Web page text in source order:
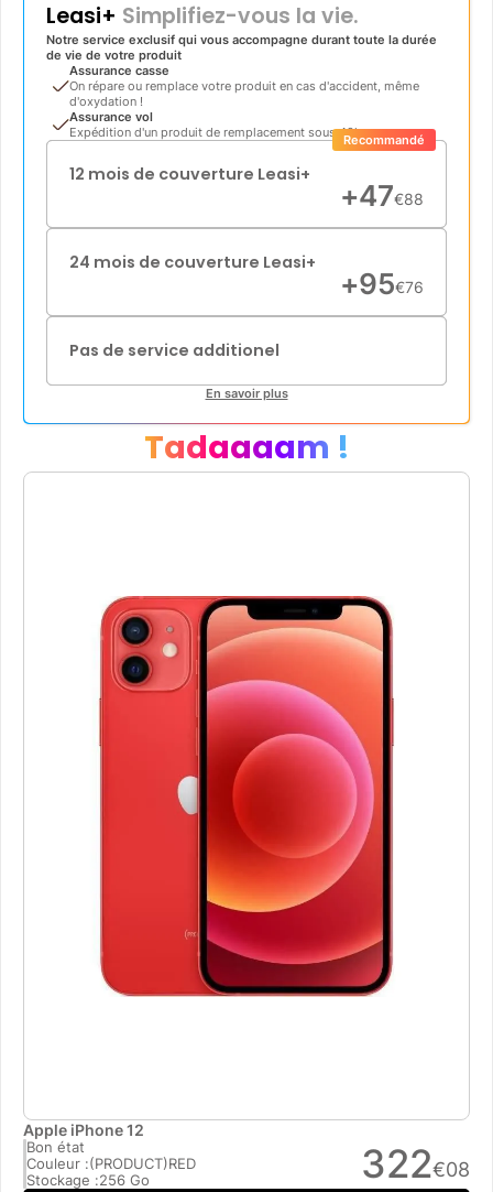
Leasi+ Simplifiez-vous la vie.
Notre service exclusif qui vous accompagne durant toute la durée
de vie de votre produit
Assurance casse
On répare ou remplace votre produit en cas d'accident, même
d'oxydation !
Assurance vol
Expédition d'un produit de remplacement sous 48h
12 mois de couverture Leasi+
+47€88
Recommandé
24 mois de couverture Leasi+
+95€76
Pas de service additionel
En savoir plus
Tadaaaam !
Apple iPhone 12
Bon état
Couleur :(PRODUCT)RED
Stockage :256 Go 322€08